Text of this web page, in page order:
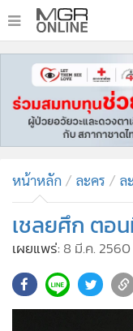
หน้าหลัก
ทันเหตุการณ์
• ภาคใต้
• บันเทิง
ผู้จัดการรายวัน
• คอลัมนิสต์
• CbizReview
• Cyber BIZ
หน้าหลัก ละคร ล
เชลยศึก ตอน
เผยแพร่: 8 มี.ค. 2560